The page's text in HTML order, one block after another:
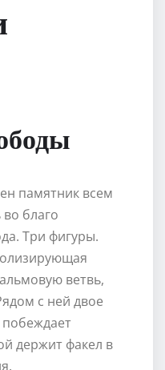
памятник всем
благо
Три фигуры.
ветвь,
с ней двое
держит факел в